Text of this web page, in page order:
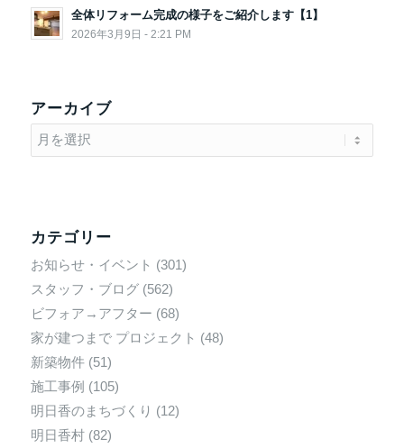
全体リフォーム完成の様子をご紹介します【1】
2026年3月9日 - 2:21 PM
アーカイブ
カテゴリー
お知らせ・イベント (301)
スタッフ・ブログ(562)
ビフォア→アフター (68)
家が建つまで プロジェクト (48)
新築物件(51)
施工事例 (105)
明日香のまちづくり (12)
明日香村(82)